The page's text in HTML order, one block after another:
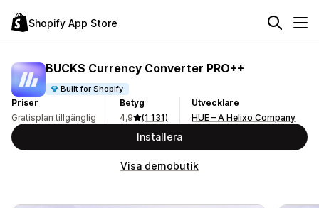
Shopify App Store
BUCKS Currency Converter PRO++
Built for Shopify
Priser
Gratisplan tillgänglig
Betyg
4,9
(1 131)
Utvecklare
HUE – A Helixo Company
Installera
Visa demobutik